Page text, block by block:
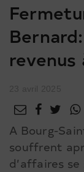
revenus
A Bourg-
souffrent
d’affaires